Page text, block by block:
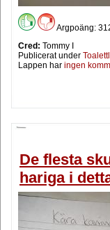
Argpoäng:
Cred: Tommy I
Publicerat under
Lappen har ingen
De flesta
hariga i